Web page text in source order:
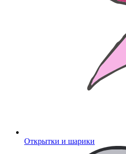
Открытки и шарики